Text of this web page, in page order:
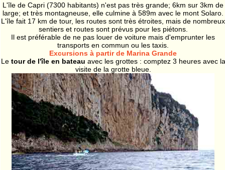
L'île de Capri (7300 habitants) n'est pas très grande; 6km sur 3km de
large; et très montagneuse, elle culmine à 589m avec le mont Solaro.
L'île fait 17 km de tour, les routes sont très étroites, mais de nombreux
sentiers et routes sont prévus pour les piétons.
Il est préférable de ne pas louer de voiture mais d'emprunter les
transports en commun ou les taxis.
Excursions à partir de Marina Grande
Le tour de l'île en bateau avec les grottes : comptez 3 heures avec la
visite de la grotte bleue.